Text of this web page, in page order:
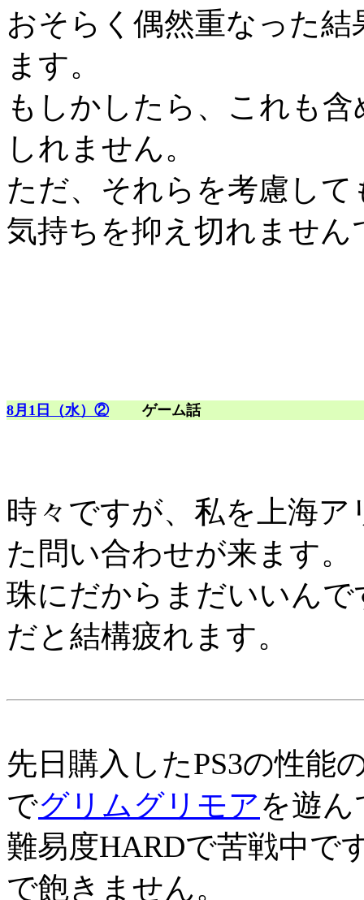
おそらく偶然重なった
ます。
もしかしたら、これも
しれません。
ただ、それらを考慮し
気持ちを抑え切れません
8月1日（水）②ゲーム話
時々ですが、私を上海
た問い合わせが来ます。
珠にだからまだいいん
だと結構疲れます。
先日購入したPS3の性能
でグリムグリモアを遊
難易度HARDで苦戦中で
で飽きません。